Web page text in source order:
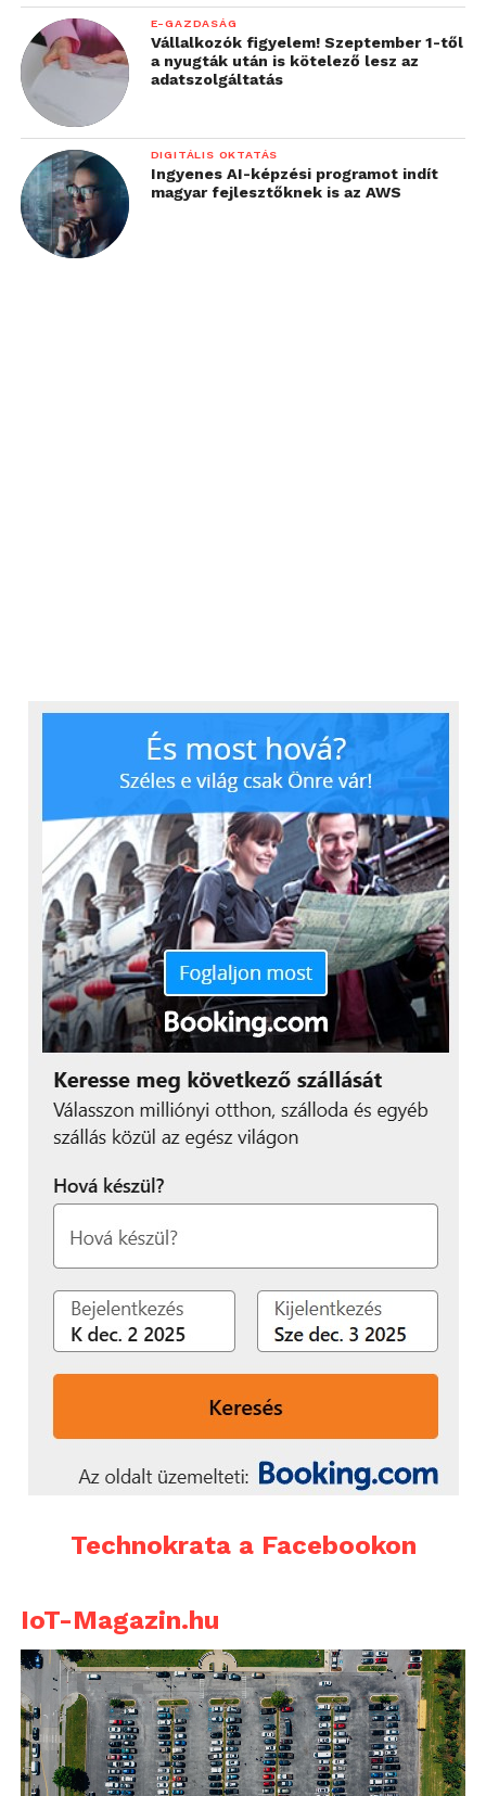
E-GAZDASÁG
Vállalkozók figyelem! Szeptember 1-től
a nyugták után is kötelező lesz az
adatszolgáltatás
DIGITÁLIS OKTATÁS
Ingyenes AI-képzési programot indít
magyar fejlesztőknek is az AWS
Technokrata a Facebookon
IoT-Magazin.hu